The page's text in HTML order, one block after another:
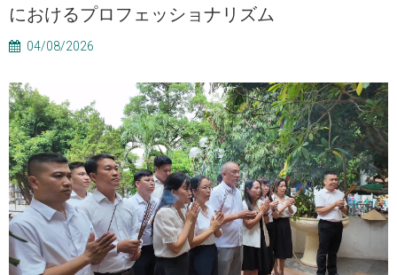
におけるプロフェッショナリズム
04/08/2026